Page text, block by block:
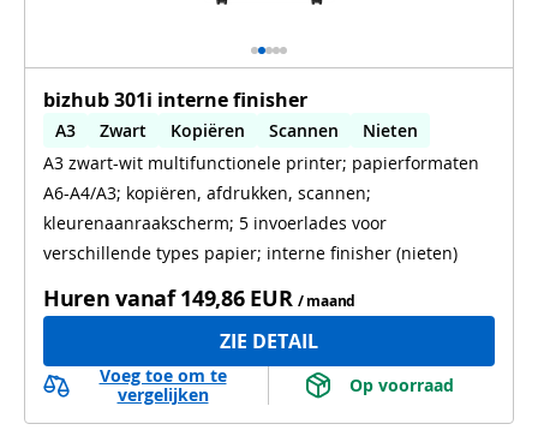
bizhub 301i interne finisher
A3 Zwart Kopiëren Scannen
Nieten
Automatisch dubbelzijdig printen
A3 zwart-wit multifunctionele printer; papierformaten
A6-A4/A3; kopiëren, afdrukken, scannen;
kleurenaanraakscherm; 5 invoerlades voor
verschillende types papier; interne finisher (nieten)
Huren vanaf 149,86 EUR / maand
ZIE DETAIL
Voeg toe om te
vergelijken
Op voorraad